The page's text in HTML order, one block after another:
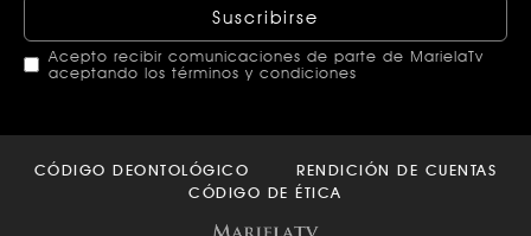
Suscribirse
Acepto recibir comunicaciones de parte de MarielaTv
aceptando los términos y condiciones
should
CÓDIGO DEONTOLÓGICO
RENDICIÓN DE CUENTAS
CÓDIGO DE ÉTICA